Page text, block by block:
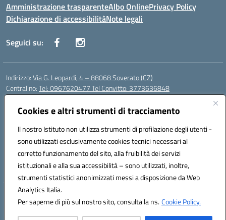
Cookies e altri strumenti di tracciamento
Il nostro Istituto non utilizza strumenti di profilazione degli utenti -
sono utilizzati esclusivamente cookies tecnici necessari al
corretto funzionamento del sito, alla fruibilità dei servizi
istituzionali e alla sua accessibilità – sono utilizzati, inoltre,
strumenti statistici anonimizzati messi a disposizione da Web
Analytics Italia.
Per saperne di più sul nostro sito, consulta la ns.Cookie Policy.
Amministrazione trasparenteAlbo OnlinePrivacy Policy
Dichiarazione di accessibilitàNote legali
Seguici su:
Indirizzo:Via G. Leopardi, 4 – 88068 Soverato (CZ)
Centralino:Tel: 0967620477 Tel Convitto: 3773636848
Email:
Posta elettronica certificata (PEC):czrh04000q@pec.istruzione.it
Codice fiscale: 84000690796
Codice meccanografico:CZRH04000Q
Codice Indice delle Pubbliche Amministrazioni (IPA): istsc_czrh04000q
Codice unico di fatturazione (CUF): UF9M13
Hosting & Powered by 3D Solution S.r.l.
Concept & Design by Designers Italia